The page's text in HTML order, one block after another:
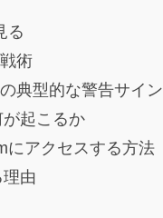
る
術
典型的な警告サイン
起こるか
にアクセスする方法
由